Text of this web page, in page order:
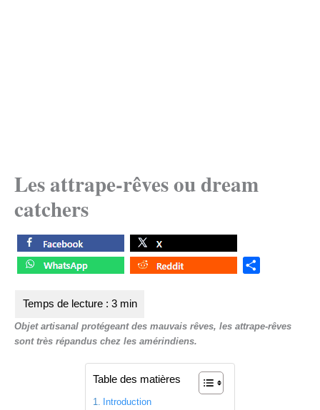
Les attrape-rêves ou dream
catchers
e
Objet artisanal protégeant des mauvais rêves, les attrape-rêves
sont très répandus chez les amérindiens.
Table des matières
Introduction